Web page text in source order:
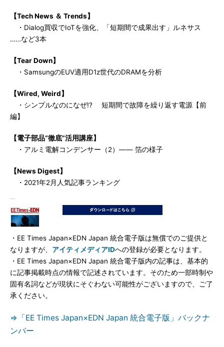
【Tech News ＆ Trends】
・Dialog買収でIoTを強化、「短期間で成果出す」ルネサス
……など3本
【Tear Down】
・SamsungのEUV適用D1z世代のDRAMを分析
【Wired, Weird】
・シンプルなのになぜ!? 短期間で故障を繰り返す電源【前
編】
【電子部品“徹底”活用講座】
・アルミ電解コンデンサー（2）―― 箔の様子
【News Digest】
・2021年2月人気記事ランキング
・EE Times Japan×EDN Japan 統合電子版は無償でのご提供と
なりますが、 アイティメディアIDへの登録が必要となります。
・EE Times Japan×EDN Japan 統合電子版内の記事は、基本的
に記事掲載時点の情報で記述されています。そのため一部時制や
固有名詞などが現状にそぐわない可能性がございますので、ご了
承ください。
⇒「EE Times Japan×EDN Japan 統合電子版」バックナ
ンバー